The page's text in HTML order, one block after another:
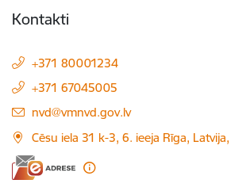
Kontakti
+371 80001234
+371 67045005
E-pasts:
nvd@vmnvd.gov.lv
Cēsu iela 31 k-3, 6. ieeja Rīga,